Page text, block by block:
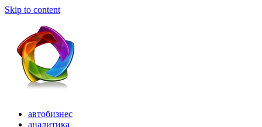
Skip to content
автобизнес
аналитика